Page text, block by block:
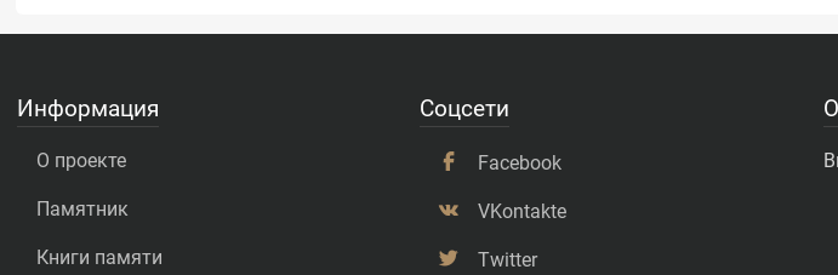
Информация
О проекте
Памятник
Книги памяти
Соцсети
Facebook
VKontakte
Twitter